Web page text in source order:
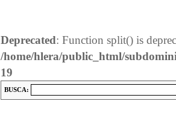
Deprecated: Function split() is
/home/hlera/public_html/
19
BUSCA: